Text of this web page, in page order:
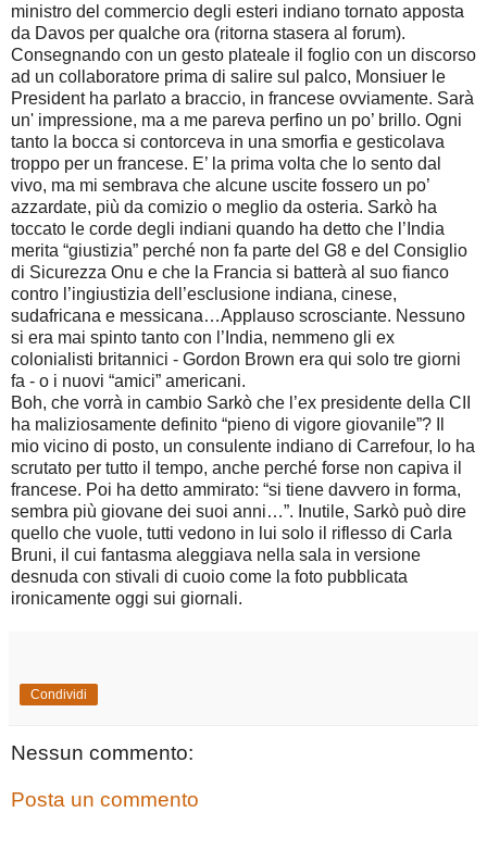
ministro del commercio degli esteri indiano tornato apposta
da Davos per qualche ora (ritorna stasera al forum).
Consegnando con un gesto plateale il foglio con un discorso
ad un collaboratore prima di salire sul palco, Monsiuer le
President ha parlato a braccio, in francese ovviamente. Sarà
un' impressione, ma a me pareva perfino un po’ brillo. Ogni
tanto la bocca si contorceva in una smorfia e gesticolava
troppo per un francese. E’ la prima volta che lo sento dal
vivo, ma mi sembrava che alcune uscite fossero un po’
azzardate, più da comizio o meglio da osteria. Sarkò ha
toccato le corde degli indiani quando ha detto che l’India
merita “giustizia” perché non fa parte del G8 e del Consiglio
di Sicurezza Onu e che la Francia si batterà al suo fianco
contro l’ingiustizia dell’esclusione indiana, cinese,
sudafricana e messicana…Applauso scrosciante. Nessuno
si era mai spinto tanto con l’India, nemmeno gli ex
colonialisti britannici - Gordon Brown era qui solo tre giorni
fa - o i nuovi “amici” americani.
Boh, che vorrà in cambio Sarkò che l’ex presidente della CII
ha maliziosamente definito “pieno di vigore giovanile”? Il
mio vicino di posto, un consulente indiano di Carrefour, lo ha
scrutato per tutto il tempo, anche perché forse non capiva il
francese. Poi ha detto ammirato: “si tiene davvero in forma,
sembra più giovane dei suoi anni…”. Inutile, Sarkò può dire
quello che vuole, tutti vedono in lui solo il riflesso di Carla
Bruni, il cui fantasma aleggiava nella sala in versione
desnuda con stivali di cuoio come la foto pubblicata
ironicamente oggi sui giornali.
Condividi
Nessun commento:
Posta un commento